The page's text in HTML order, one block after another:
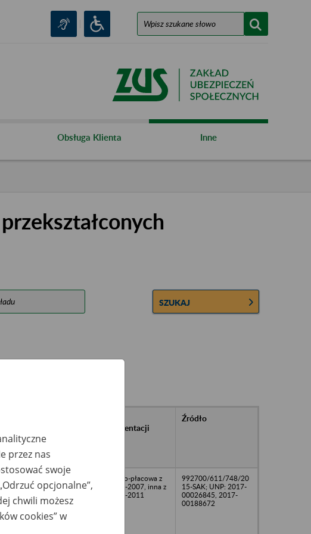
Obsługa Klienta Inne
SZUKAJ
przechowywanej w
archiwach
państwowych
dokumentacji
Źródło
osobowo-płacowa z
lat 2003-2007, inna z
lat 2005-2011
992700/611/748/20
15-SAK; UNP: 2017-
00026845, 2017-
00188672
przez nas
swoje
opcjonalne”,
chwili możesz
cookies” w